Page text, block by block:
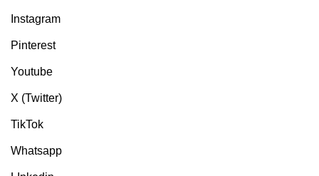
Instagram
Pinterest
Youtube
X (Twitter)
TikTok
Whatsapp